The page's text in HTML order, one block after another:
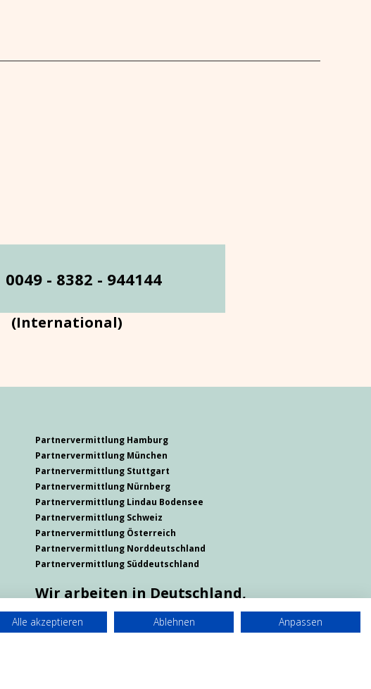
0049 - 8382 - 944144
(International)
Partnervermittlung Hamburg
Partnervermittlung München
Partnervermittlung Stuttgart
Partnervermittlung Nürnberg
Partnervermittlung Lindau Bodensee
Partnervermittlung Schweiz
Partnervermittlung Österreich
Partnervermittlung Norddeutschland
Partnervermittlung Süddeutschland
Wir arbeiten in Deutschland,
Österreich, Schweiz
und auch in Ihrer Stadt.
Alle akzeptieren Ablehnen Anpassen